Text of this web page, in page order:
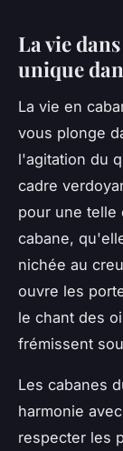
La vie
unique
La vie en
vous plonge
l'agitation du
cadre
pour une telle
cabane,
nichée au
ouvre les
le chant des
frémissent
Les cabanes
harmonie
respecter les